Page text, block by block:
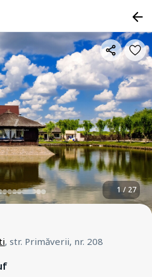
1 / 27
, str. Primăverii, nr. 208